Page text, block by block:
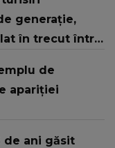
generație,
în trecut între
de
apariției
de ani găsit